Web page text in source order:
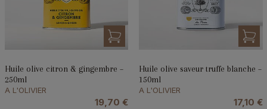
Huile olive citron & gingembre –
250ml
A L'OLIVIER
19,70 €
Huile olive saveur truffe blanche –
150ml
A L'OLIVIER
17,10 €